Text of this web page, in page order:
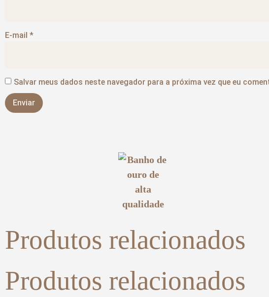
E-mail *
Salvar meus dados neste navegador para a próxima vez que eu
Produtos relacionados
Produtos relacionados